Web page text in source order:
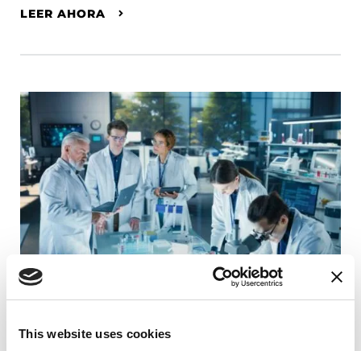
This website uses cookies
LEER AHORA